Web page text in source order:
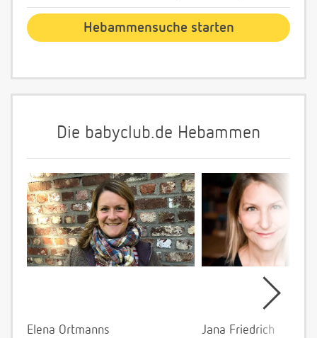
Die babyclub.de Hebammen
Elena Ortmanns
Jana Friedrich